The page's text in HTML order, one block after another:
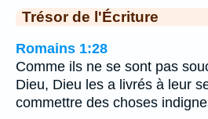
Trésor de l'Écriture
Romains 1:28
Comme ils ne se sont pas
Dieu, Dieu les a livrés à leur
commettre des choses